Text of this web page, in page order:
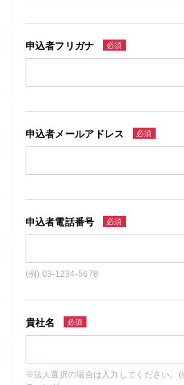
申込者フリガナ 必須
申込者メールアドレス 必須
申込者電話番号 必須
(例) 03-1234-5678
貴社名 必須
※法人選択の場合は入力してください。(